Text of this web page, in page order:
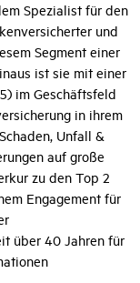
Spezialist für den
und
Segment einer
ist sie mit einer
im Geschäftsfeld
in ihrem
Unfall &
auf große
zu den Top 2
Engagement für
über 40 Jahren für